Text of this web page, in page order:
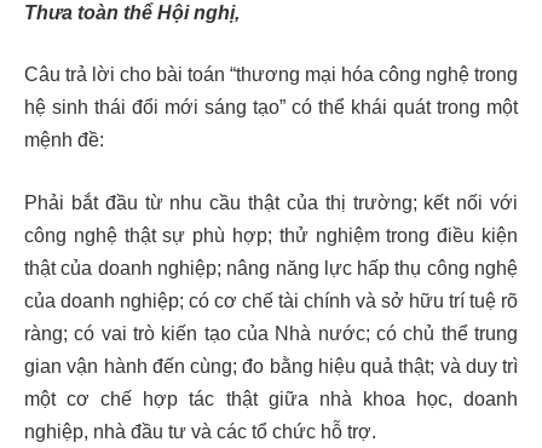
Thưa toàn thể Hội nghị,
Câu trả lời cho bài toán “thương mại hóa công nghệ trong
hệ sinh thái đổi mới sáng tạo” có thể khái quát trong một
mệnh đề:
Phải bắt đầu từ nhu cầu thật của thị trường; kết nối với
công nghệ thật sự phù hợp; thử nghiệm trong điều kiện
thật của doanh nghiệp; nâng năng lực hấp thụ công nghệ
của doanh nghiệp; có cơ chế tài chính và sở hữu trí tuệ rõ
ràng; có vai trò kiến tạo của Nhà nước; có chủ thể trung
gian vận hành đến cùng; đo bằng hiệu quả thật; và duy trì
một cơ chế hợp tác thật giữa nhà khoa học, doanh
nghiệp, nhà đầu tư và các tổ chức hỗ trợ.